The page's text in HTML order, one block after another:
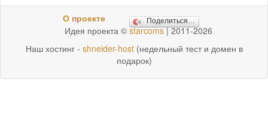
О проекте Поделиться…
Идея проекта © starcoms| 2011-2026
Наш хостинг - shneider-host(недельный тест и домен в
подарок)